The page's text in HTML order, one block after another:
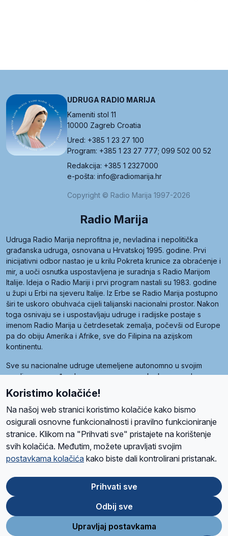
UDRUGA RADIO MARIJA
Kameniti stol 11
10000 Zagreb Croatia
Ured: +385 1 23 27 100
Program: +385 1 23 27 777; 099 502 00 52
Redakcija: +385 1 2327000
e-pošta: info@radiomarija.hr
Copyright © Radio Marija 1997-2026
Radio Marija
Udruga Radio Marija neprofitna je, nevladina i nepolitička
građanska udruga, osnovana u Hrvatskoj 1995. godine. Prvi
inicijativni odbor nastao je u krilu Pokreta krunice za obraćenje i
mir, a uoči osnutka uspostavljena je suradnja s Radio Marijom
Italije. Ideja o Radio Mariji i prvi program nastali su 1983. godine
u župi u Erbi na sjeveru Italije. Iz Erbe se Radio Marija postupno
širi te uskoro obuhvaća cijeli talijanski nacionalni prostor. Nakon
toga osnivaju se i uspostavljaju udruge i radijske postaje s
imenom Radio Marija u četrdesetak zemalja, počevši od Europe
pa do obiju Amerika i Afrike, sve do Filipina na azijskom
kontinentu.
Sve su nacionalne udruge utemeljene autonomno u svojim
zemljama, a međusobna su povezane preko krovne udruge
pod nazivom Svjetska obitelj Radio Marije (World Family of
Radio Maria). Svjetsku obitelj utemeljilo je sedam članica, među
kojima je i hrvatska Udruga Radio Marija.
O namaRadio ProgramVolonteriPrijateljiKontaktPravila privatnosti
Ova stranica je zaštićena Google reCAPTCHA sustavom
Store
Google
Play
Koristimo kolačiće!
Na našoj web stranici koristimo kolačiće kako bismo
osigurali osnovne funkcionalnosti i pravilno funkcioniranje
stranice. Klikom na "Prihvati sve" pristajete na korištenje
svih kolačića. Međutim, možete upravljati svojim
postavkama kolačića kako biste dali kontrolirani pristanak.
Prihvati sve
Odbij sve
Upravljaj postavkama